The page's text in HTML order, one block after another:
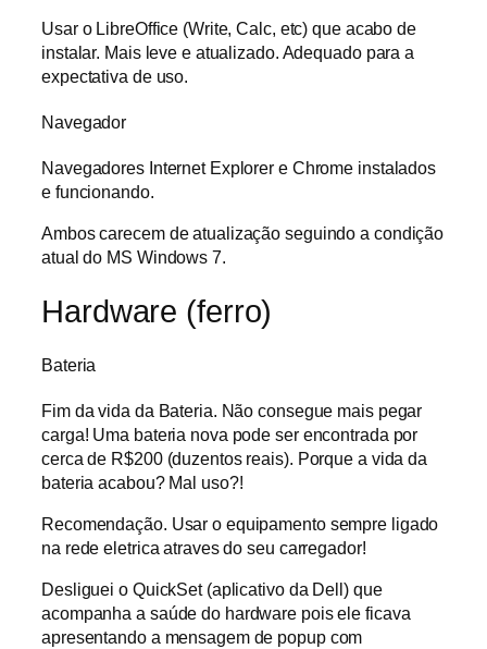
Usar o LibreOffice (Write, Calc, etc) que acabo de
instalar. Mais leve e atualizado. Adequado para a
expectativa de uso.
Navegador
Navegadores Internet Explorer e Chrome instalados
e funcionando.
Ambos carecem de atualização seguindo a condição
atual do MS Windows 7.
Hardware (ferro)
Bateria
Fim da vida da Bateria. Não consegue mais pegar
carga! Uma bateria nova pode ser encontrada por
cerca de R$200 (duzentos reais). Porque a vida da
bateria acabou? Mal uso?!
Recomendação. Usar o equipamento sempre ligado
na rede eletrica atraves do seu carregador!
Desliguei o QuickSet (aplicativo da Dell) que
acompanha a saúde do hardware pois ele ficava
apresentando a mensagem de popup com